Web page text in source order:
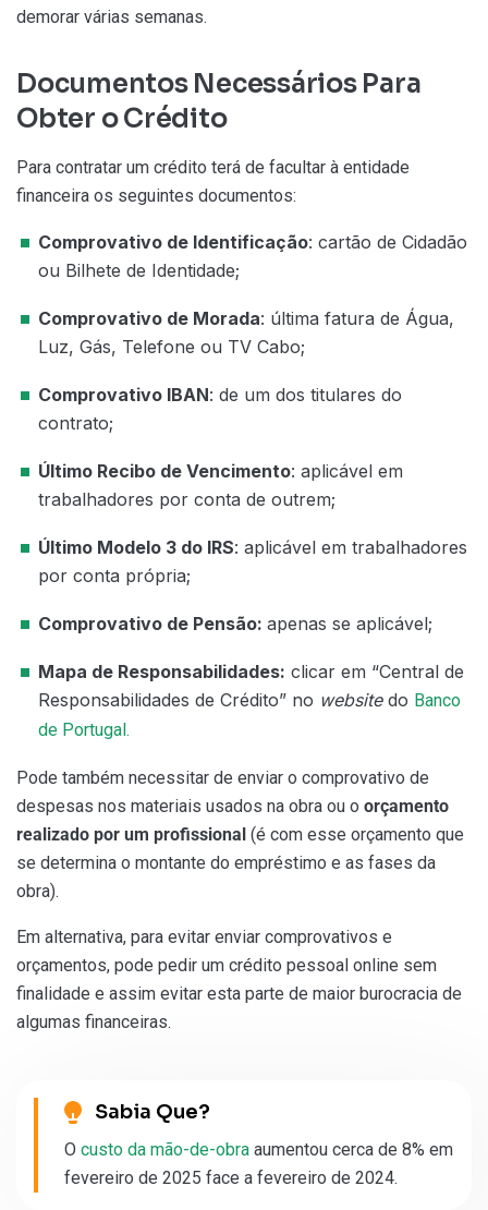
demorar várias semanas.
Documentos Necessários Para
Obter o Crédito
Para contratar um crédito terá de facultar à entidade
financeira os seguintes documentos:
Comprovativo de Identificação: cartão de Cidadão
ou Bilhete de Identidade;
Comprovativo de Morada: última fatura de Água,
Luz, Gás, Telefone ou TV Cabo;
Comprovativo IBAN: de um dos titulares do
contrato;
Último Recibo de Vencimento: aplicável em
trabalhadores por conta de outrem;
Último Modelo 3 do IRS: aplicável em trabalhadores
por conta própria;
Comprovativo de Pensão: apenas se aplicável;
Mapa de Responsabilidades: clicar em “Central de
Responsabilidades de Crédito” no website do Banco
de Portugal.
Pode também necessitar de enviar o comprovativo de
despesas nos materiais usados na obra ou o orçamento
realizado por um profissional (é com esse orçamento que
se determina o montante do empréstimo e as fases da
obra).
Em alternativa, para evitar enviar comprovativos e
orçamentos, pode pedir um crédito pessoal online sem
finalidade e assim evitar esta parte de maior burocracia de
algumas financeiras.
Sabia Que?
O custo da mão-de-obra aumentou cerca de 8% em
fevereiro de 2025 face a fevereiro de 2024.